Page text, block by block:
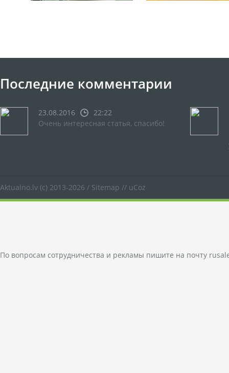
Последние комментарии
23.08.2016
22:22
Очень интересная статья, спасибо!
Aktualno.lv (c) 2013-2026 / Sitemap // uCoz
По вопросам сотрудничества и рекламы пишите на почту